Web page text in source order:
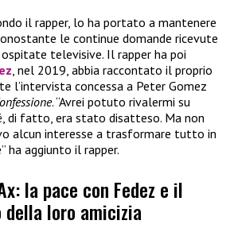
il rapper, lo ha portato a mantenere
le continue domande ricevute
televisive. Il rapper ha poi
, nel 2019, abbia raccontato il proprio
l’intervista concessa a Peter Gomez
. “Avrei potuto rivalermi su
di fatto, era stato disatteso. Ma non
alcun interesse a trasformare tutto in
ha aggiunto il rapper.
la pace con Fedez e il
loro amicizia